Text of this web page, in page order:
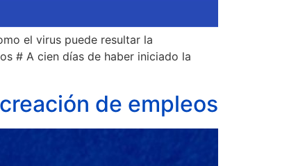
el virus puede resultar la
# A cien días de haber iniciado la
de empleos